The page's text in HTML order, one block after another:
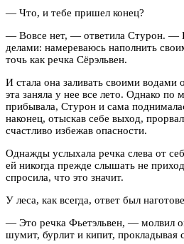
— Что, и тебе пришел конец?
— Вовсе нет, — ответила Стурон. —
делами: намереваюсь наполнить
точь как речка Сёрэльвен.
И стала она заливать своими водами
эта заняла у нее все лето. Однако по
прибывала, Стурон и сама
наконец, отыскав себе выход,
счастливо избежав опасности.
Однажды услыхала речка слева от
ей никогда прежде слышать не
спросила, что это значит.
У леса, как всегда, ответ был
— Это речка Фьетэльвен, — молвил
шумит, бурлит и кипит, прокладывая